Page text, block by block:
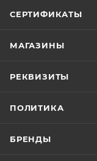
СЕРТИФИКАТЫ
МАГАЗИНЫ
РЕКВИЗИТЫ
ПОЛИТИКА
БРЕНДЫ